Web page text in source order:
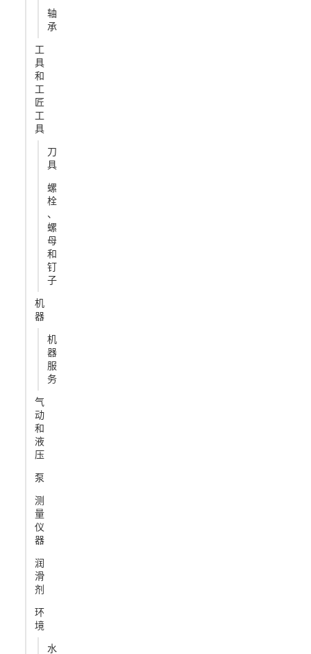
轴
承
工
具
和
工
匠
工
具
刀
具
螺
栓
、
螺
母
和
钉
子
机
器
机
器
服
务
气
动
和
液
压
泵
测
量
仪
器
润
滑
剂
环
境
水